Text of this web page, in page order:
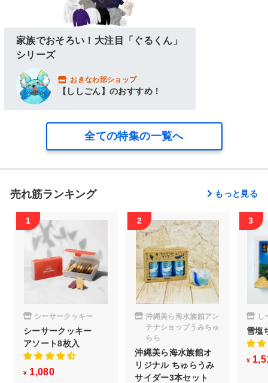
家族でおそろい！大注目「ぐるくん」
シリーズ
おきなわ部ショップ
【ししごん】のおすすめ！
全ての特集の一覧へ
売れ筋ランキング もっと見る
シーサークッキー
シーサークッキー
アソート8枚入
¥ 1,080
沖縄美ら海水族館アン
テナショップうみちゅ
らら
沖縄美ら海水族館オ
リジナル ちゅらうみ
サイダー3本セット
し
雪塩
¥